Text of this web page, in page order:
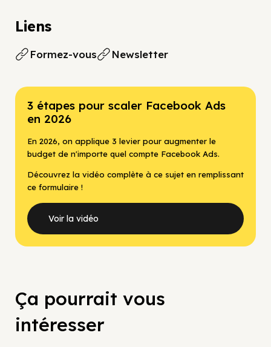
Liens
Formez-vous Newsletter
3 étapes pour scaler Facebook Ads
en 2026
En 2026, on applique 3 levier pour augmenter le
budget de n'importe quel compte Facebook Ads.
Découvrez la vidéo complète à ce sujet en remplissant
ce formulaire !
Voir la vidéo
Ça pourrait vous
intéresser